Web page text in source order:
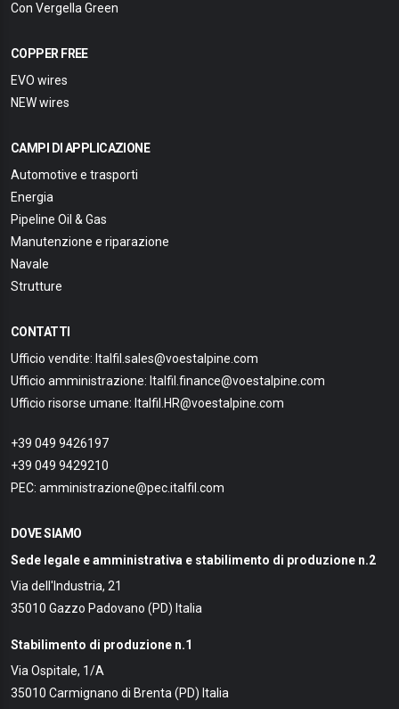
Con Vergella Green
COPPER FREE
EVO wires
NEW wires
CAMPI DI APPLICAZIONE
Automotive e trasporti
Energia
Pipeline Oil & Gas
Manutenzione e riparazione
Navale
Strutture
CONTATTI
Ufficio vendite: Italfil.sales@voestalpine.com
Ufficio amministrazione: Italfil.finance@voestalpine.com
Ufficio risorse umane: Italfil.HR@voestalpine.com
+39 049 9426197
+39 049 9429210
PEC: amministrazione@pec.italfil.com
DOVE SIAMO
Sede legale e amministrativa e stabilimento di produzione n.2
Via dell'Industria, 21
35010 Gazzo Padovano (PD) Italia
Stabilimento di produzione n.1
Via Ospitale, 1/A
35010 Carmignano di Brenta (PD) Italia